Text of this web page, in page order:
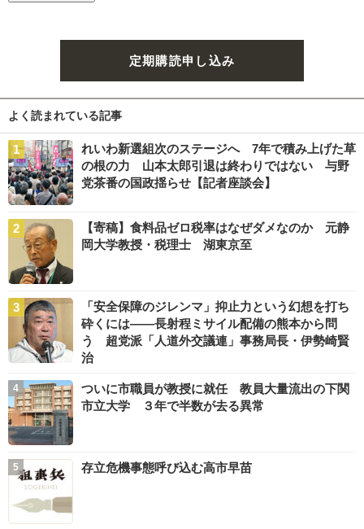
定期購読申し込み
よく読まれている記事
れいわ新選組次のステージへ 7年で積み上げた草
の根の力 山本太郎引退は終わりではない 与野
党茶番の国政揺らせ【記者座談会】
【寄稿】食料品ゼロ税率はなぜダメなのか 元静
岡大学教授・税理士 湖東京至
「安全保障のジレンマ」抑止力という幻想を打ち
砕くには――長射程ミサイル配備の熊本から問
う 超党派「人道外交議連」事務局長・伊勢崎賢
治
ついに市職員が教授に就任 教員大量流出の下関
市立大学 ３年で半数が去る異常
存立危機事態呼び込む高市早苗